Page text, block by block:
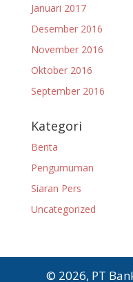
Januari 2017
Desember 2016
November 2016
Oktober 2016
September 2016
Kategori
Berita
Pengumuman
Siaran Pers
Uncategorized
© 2026, PT